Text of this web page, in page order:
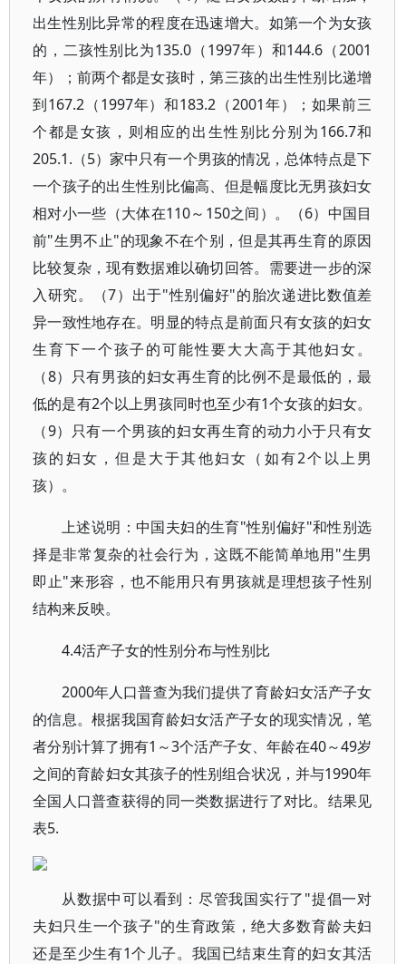
出生性别比异常的程度在迅速增大。如第一个为女孩
的，二孩性别比为135.0（1997年）和144.6（2001
年）；前两个都是女孩时，第三孩的出生性别比递增
到167.2（1997年）和183.2（2001年）；如果前三
个都是女孩，则相应的出生性别比分别为166.7和
205.1.（5）家中只有一个男孩的情况，总体特点是下
一个孩子的出生性别比偏高、但是幅度比无男孩妇女
相对小一些（大体在110～150之间）。（6）中国目
前"生男不止"的现象不在个别，但是其再生育的原因
比较复杂，现有数据难以确切回答。需要进一步的深
入研究。（7）出于"性别偏好"的胎次递进比数值差
异一致性地存在。明显的特点是前面只有女孩的妇女
生育下一个孩子的可能性要大大高于其他妇女。
（8）只有男孩的妇女再生育的比例不是最低的，最
低的是有2个以上男孩同时也至少有1个女孩的妇女。
（9）只有一个男孩的妇女再生育的动力小于只有女
孩的妇女，但是大于其他妇女（如有2个以上男
孩）。
上述说明：中国夫妇的生育"性别偏好"和性别选
择是非常复杂的社会行为，这既不能简单地用"生男
即止"来形容，也不能用只有男孩就是理想孩子性别
结构来反映。
4.4活产子女的性别分布与性别比
2000年人口普查为我们提供了育龄妇女活产子女
的信息。根据我国育龄妇女活产子女的现实情况，笔
者分别计算了拥有1～3个活产子女、年龄在40～49岁
之间的育龄妇女其孩子的性别组合状况，并与1990年
全国人口普查获得的同一类数据进行了对比。结果见
表5.
从数据中可以看到：尽管我国实行了"提倡一对
夫妇只生一个孩子"的生育政策，绝大多数育龄夫妇
还是至少生有1个儿子。我国已结束生育的妇女其活